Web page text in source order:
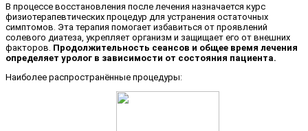
В процессе восстановления после лечения назначается курс
физиотерапевтических процедур для устранения остаточных
симптомов. Эта терапия помогает избавиться от проявлений
солевого диатеза, укрепляет организм и защищает его от внешних
факторов. Продолжительность сеансов и общее время лечения
определяет уролог в зависимости от состояния пациента.
Наиболее распространённые процедуры: